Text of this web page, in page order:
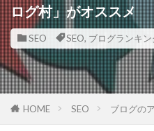
ログ村」がオススメ
SEO SEO, ブログランキン
HOME SEO ブログの